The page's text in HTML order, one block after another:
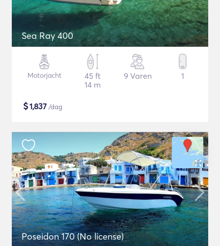
Sea Ray 400
Motorjacht
45 ft
14 m
9 Varen 1
$1,837 /dag
Poseidon 170 (No license)